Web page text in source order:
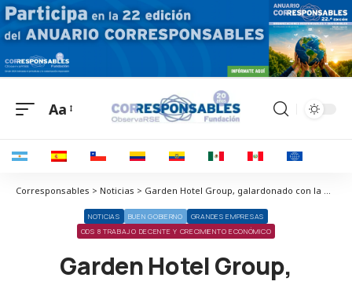
Aa
Corresponsables > Noticias > Garden Hotel Group, galardonado con la Medalla d’Honor i Gratitud de l’Illa de Mallorca
NOTICIAS BUEN GOBIERNO
GRANDES EMPRESAS
ODS 8 TRABAJO DECENTE Y CRECIMIENTO ECONÓMICO
Garden Hotel Group,